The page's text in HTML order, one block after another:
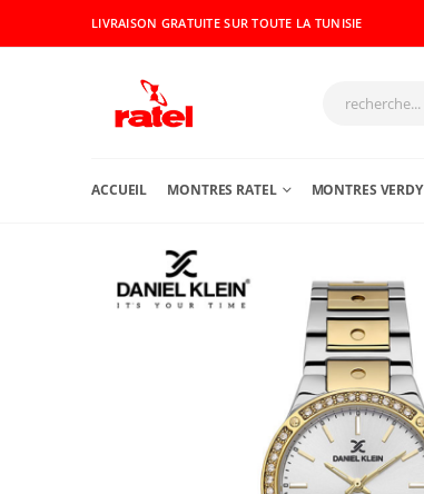
LIVRAISON GRATUITE SUR TOUTE LA TUNISIE
ACCUEIL MONTRES RATEL MONTRES VERDY